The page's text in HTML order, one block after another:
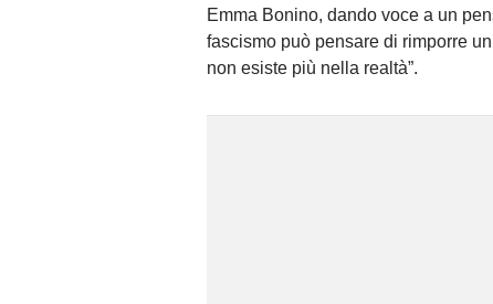
Emma Bonino, dando voce a un
fascismo può pensare di rimporre
non esiste più nella realtà”.